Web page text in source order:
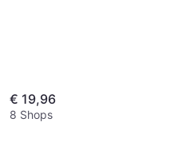
€ 19,96
8 Shops